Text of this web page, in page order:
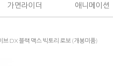
가면라이더 애니메이션
브 DX 블랙 맥스 빅토리 로보 (개봉미품)